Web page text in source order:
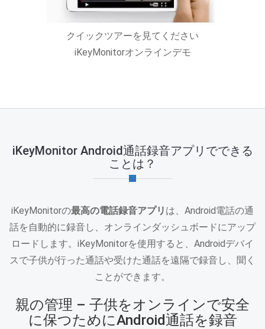
クイックツアーを見てください
iKeyMonitorオンラインデモ
iKeyMonitor Android通話録音アプリでできる
ことは？
iKeyMonitorの最高の電話録音アプリ は、Android電話の通
話を自動的に録音し、オンラインダッシュボードにアップ
ロードします。iKeyMonitorを使用すると、Androidデバイ
スで子供が行った通話や受けた通話を遠隔で録音し、聞く
ことができます。
親の管理 – 子供をオンラインで安全
に保つためにAndroid通話を録音